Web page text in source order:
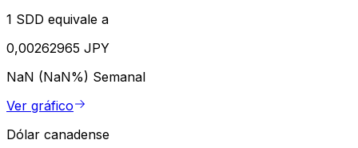
1 SDD equivale a
0,00262965 JPY
NaN (NaN%) Semanal
Ver gráfico
Dólar canadense